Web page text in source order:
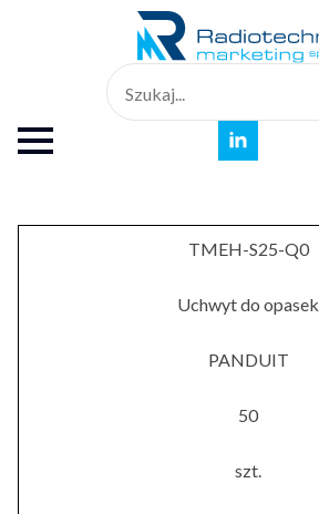
TMEH-S25-Q0
Uchwyt do opasek
PANDUIT
50
szt.